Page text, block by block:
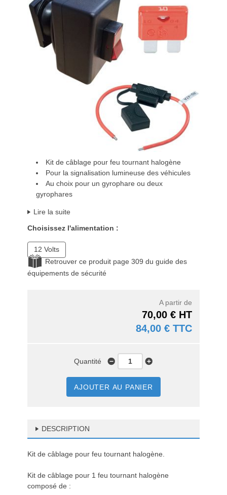
Kit de câblage pour feu tournant halogène
Pour la signalisation lumineuse des véhicules
Au choix pour un gyrophare ou deux
gyrophares
Lire la suite
Choisissez l'alimentation :
12 Volts
Retrouver ce produit page 309 du guide des
équipements de sécurité
A partir de
70,00 € HT
84,00 € TTC
Quantité
AJOUTER AU PANIER
DESCRIPTION
Kit de câblage pour feu tournant halogène.
Kit de câblage pour 1 feu tournant halogène
composé de :